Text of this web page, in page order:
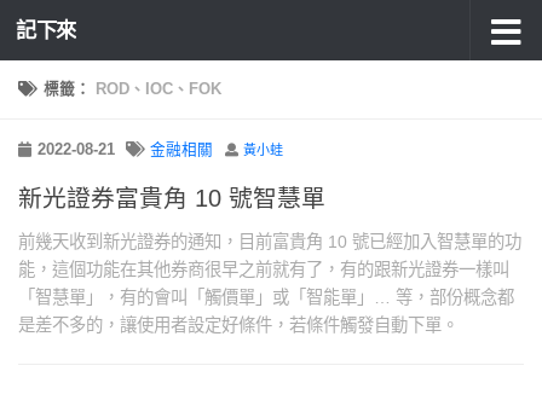
記下來
標籤： ROD、IOC、FOK
2022-08-21 金融相關 黃小蛙
新光證券富貴角 10 號智慧單
前幾天收到新光證券的通知，目前富貴角 10 號已經加入智慧單的功
能，這個功能在其他券商很早之前就有了，有的跟新光證券一樣叫
「智慧單」，有的會叫「觸價單」或「智能單」… 等，部份概念都
是差不多的，讓使用者設定好條件，若條件觸發自動下單。